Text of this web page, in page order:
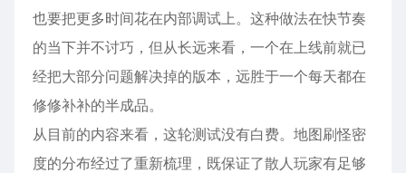
也要把更多时间花在内部调试上。这种做法在快节奏
的当下并不讨巧，但从长远来看，一个在上线前就已
经把大部分问题解决掉的版本，远胜于一个每天都在
修修补补的半成品。
从目前的内容来看，这轮测试没有白费。地图刷怪密
度的分布经过了重新梳理，既保证了散人玩家有足够